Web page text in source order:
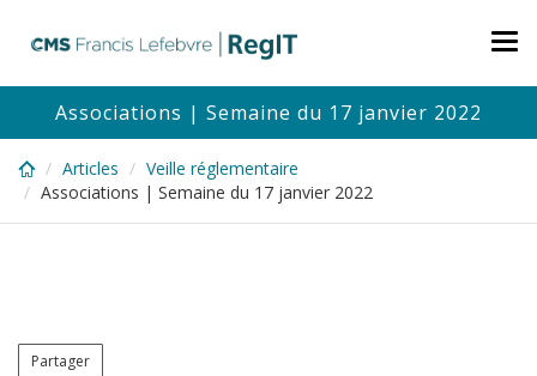
content
Associations | Semaine du 17 janvier 2022
Articles
Veille réglementaire
Associations | Semaine du 17 janvier 2022
Partager